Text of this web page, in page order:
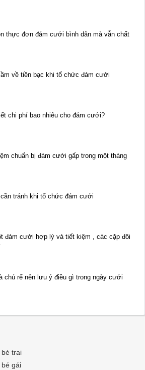
thực đơn đám cưới bình dân mà vẫn chất
về tiền bạc khi tổ chức đám cưới
chi phí bao nhiêu cho đám cưới?
chuẩn bị đám cưới gấp trong một tháng
tránh khi tổ chức đám cưới
đám cưới hợp lý và tiết kiệm , các cặp đôi
chú rể nên lưu ý điều gì trong ngày cưới
trai
gái